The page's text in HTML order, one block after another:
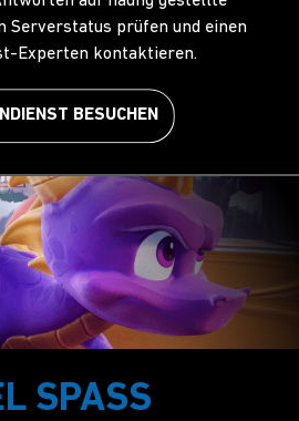
Serverstatus prüfen und einen
Experten kontaktieren.
BESUCHEN
SPASS